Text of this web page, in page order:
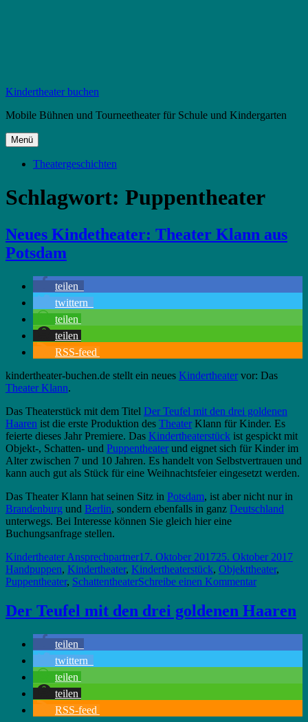
Zum
springen
Kindertheater buchen
Mobile Bühnen und Tourneetheater für Schule und Kindergarten
Menü
Theatergeschichten
Schlagwort: Puppentheater
Neues Kindetheater: Theater Klann aus
Potsdam
teilen
twittern
teilen
teilen
RSS-feed
kindertheater-buchen.de stellt ein neues Kindertheater vor: Das
Theater Klann.
Das Theaterstück mit dem Titel Der Teufel mit den drei goldenen
Haaren ist die erste Produktion des Theater Klann für Kinder. Es
feierte dieses Jahr Premiere. Das Kindertheaterstück ist gespickt mit
Objekt-, Schatten- und Puppentheater und eignet sich für Kinder im
Alter zwischen 7 und 10 Jahren. Es handelt von Selbstvertrauen und
kann auch gut als Stück für eine Weihnachtsfeier eingesetzt werden.
Das Theater Klann hat seinen Sitz in Potsdam, ist aber nicht nur in
Brandenburg und Berlin, sondern ebenfalls in ganz Deutschland
unterwegs. Bei Interesse können Sie gleich hier eine
Buchungsanfrage stellen.
Autor
Kindertheater AnsprechpartnerVeröffentlicht
am
17. Oktober 201725. Oktober 2017
Handpuppen, Kindertheater, Kindertheaterstück, Objekttheater,
Puppentheater, SchattentheaterSchreibe einen Kommentarzu
Theater
Der Teufel mit den drei goldenen Haaren
teilen
twittern
teilen
teilen
RSS-feed